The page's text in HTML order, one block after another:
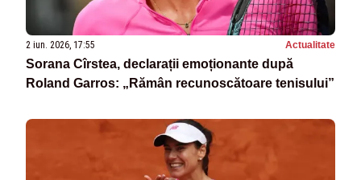
2 iun. 2026, 17:55 Actualitate
Sorana Cîrstea, declarații emoționante după
Roland Garros: „Rămân recunoscătoare tenisului”